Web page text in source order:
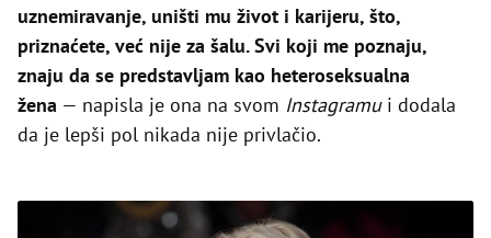
uznemiravanje, uništi mu život i karijeru, što,
priznaćete, već nije za šalu. Svi koji me poznaju,
znaju da se predstavljam kao heteroseksualna
žena — napisla je ona na svom Instagramu i dodala
da je lepši pol nikada nije privlačio.